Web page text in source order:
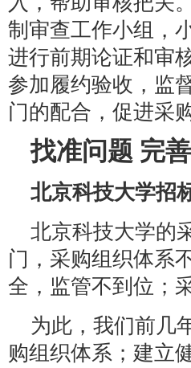
制审查工作小组，
进行前期论证和审
参加履约验收，监
门的配合，促进采
找准问题 完
北京科技大学招
北京科技大学的
门，采购组织体系
全，监管不到位；
为此，我们前几
购组织体系；建立